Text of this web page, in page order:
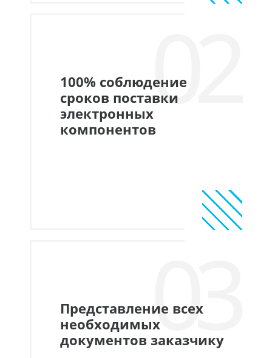
02
100% соблюдение
сроков поставки
электронных
компонентов
03
Представление всех
необходимых
документов заказчику